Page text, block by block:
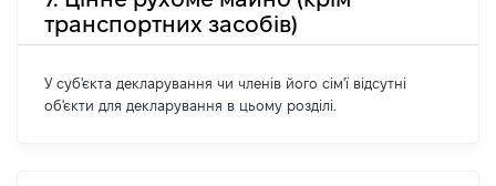
транспортних засобів)
У суб'єкта декларування чи членів його сім'ї відсутні
об'єкти для декларування в цьому розділі.